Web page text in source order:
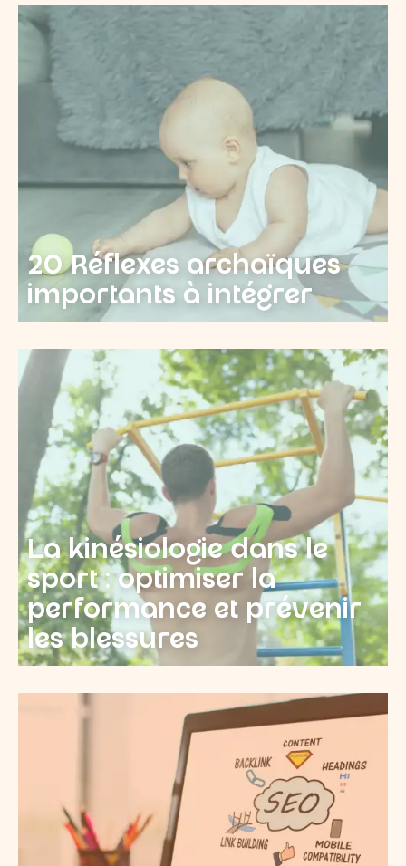
20 Réflexes archaïques
importants à intégrer ​
La kinésiologie dans le
sport : optimiser la
performance et prévenir
les blessures